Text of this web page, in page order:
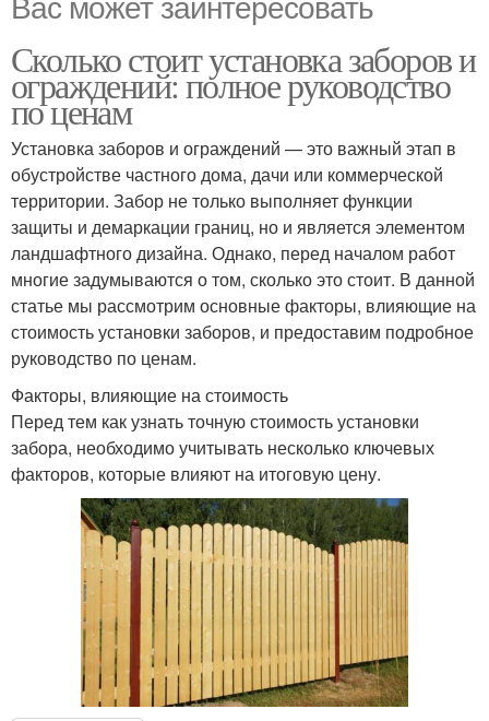
Сколько стоит установка заборов и
ограждений: полное руководство
по ценам
Установка заборов и ограждений — это важный этап в
обустройстве частного дома, дачи или коммерческой
территории. Забор не только выполняет функции
защиты и демаркации границ, но и является элементом
ландшафтного дизайна. Однако, перед началом работ
многие задумываются о том, сколько это стоит. В данной
статье мы рассмотрим основные факторы, влияющие на
стоимость установки заборов, и предоставим подробное
руководство по ценам.
Факторы, влияющие на стоимость
Перед тем как узнать точную стоимость установки
забора, необходимо учитывать несколько ключевых
факторов, которые влияют на итоговую цену.